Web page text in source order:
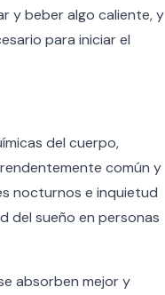
y beber algo caliente, y
para iniciar el
del cuerpo,
común y
nocturnos e inquietud
del sueño en personas
absorben mejor y